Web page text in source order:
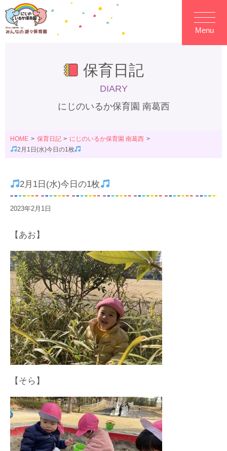
Menu
保育日記
DIARY
にじのいるか保育園 南葛西
HOME 保育日記
にじのいるか保育園 南葛西
2月1日(水)今日の1枚
2月1日(水)今日の1枚
2023年2月1日
【あお】
【そら】